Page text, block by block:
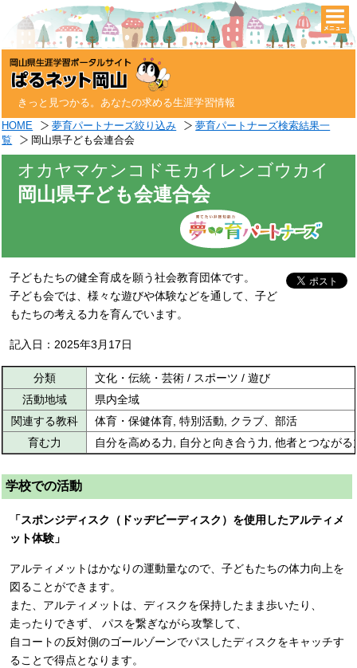
きっと見つかる。あなたの求める生涯学習情報
HOME 夢育パートナーズ絞り込み
夢育パートナーズ検索結果一
覧
岡山県子ども会連合会
オカヤマケンコドモカイレンゴウカイ
岡山県子ども会連合会
子どもたちの健全育成を願う社会教育団体です。
子ども会では、様々な遊びや体験などを通して、子ど
もたちの考える力を育んでいます。
記入日：2025年3月17日
分類
文化・伝統・芸術 / スポーツ / 遊び
活動地域
県内全域
関連する教科
体育・保健体育, 特別活動, クラブ、部活
育む力
自分を高める力, 自分と向き合う力, 他者とつなが
学校での活動
「スポンジディスク（ドッヂビーディスク）を使用したアルティメ
ット体験」
アルティメットはかなりの運動量なので、子どもたちの体力向上を
図ることができます。
また、アルティメットは、ディスクを保持したまま歩いたり、
走ったりできず、 パスを繋ぎながら攻撃して、
自コートの反対側のゴールゾーンでパスしたディスクをキャッチす
ることで得点となります。